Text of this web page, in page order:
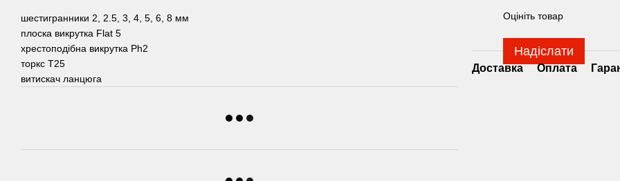
шестигранники 2, 2.5, 3, 4, 5, 6, 8 мм
плоска викрутка Flat 5
хрестоподібна викрутка Ph2
торкс T25
витискач ланцюга
Оцініть товар
Надіслати
Доставка Оплата